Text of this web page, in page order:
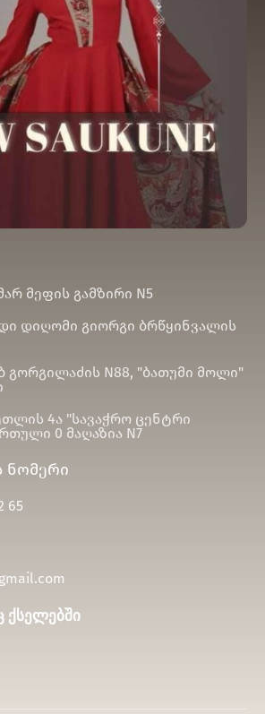
მეფის გამზირი N5
დიღომი გიორგი ბრწყინვალის
გორგილაძის N88, "ბათუმი მოლი"
4ა "სავაჭრო ცენტრი
0 მაღაზია N7
ნომერი
65
ქსელებში